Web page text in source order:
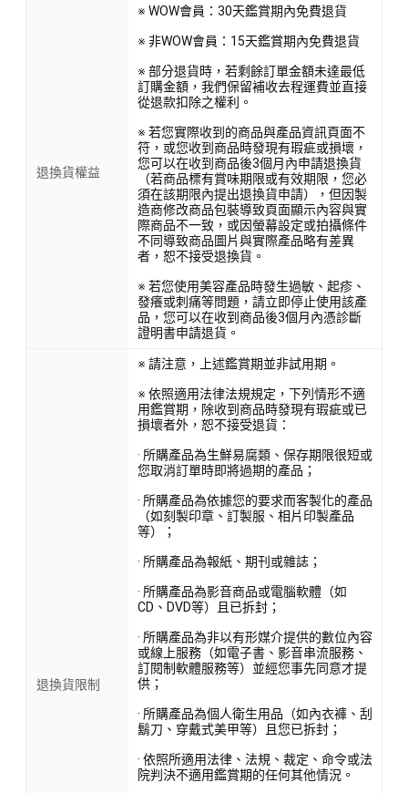
退換貨權益
※ WOW會員：30天鑑賞期內免費退貨
※ 非WOW會員：15天鑑賞期內免費退貨
※ 部分退貨時，若剩餘訂單金額未達最低
訂購金額，我們保留補收去程運費並直接
從退款扣除之權利。
※ 若您實際收到的商品與產品資訊頁面不
符，或您收到商品時發現有瑕疵或損壞，
您可以在收到商品後3個月內申請退換貨
（若商品標有賞味期限或有效期限，您必
須在該期限內提出退換貨申請），但因製
造商修改商品包裝導致頁面顯示內容與實
際商品不一致，或因螢幕設定或拍攝條件
不同導致商品圖片與實際產品略有差異
者，恕不接受退換貨。
※ 若您使用美容產品時發生過敏、起疹、
發癢或刺痛等問題，請立即停止使用該產
品，您可以在收到商品後3個月內憑診斷
證明書申請退貨。
退換貨限制
※ 請注意，上述鑑賞期並非試用期。
※ 依照適用法律法規規定，下列情形不適
用鑑賞期，除收到商品時發現有瑕疵或已
損壞者外，恕不接受退貨：
· 所購產品為生鮮易腐類、保存期限很短或
您取消訂單時即將過期的產品；
· 所購產品為依據您的要求而客製化的產品
（如刻製印章、訂製服、相片印製產品
等）；
· 所購產品為報紙、期刊或雜誌；
· 所購產品為影音商品或電腦軟體（如
CD、DVD等）且已拆封；
· 所購產品為非以有形媒介提供的數位內容
或線上服務（如電子書、影音串流服務、
訂閱制軟體服務等）並經您事先同意才提
供；
· 所購產品為個人衛生用品（如內衣褲、刮
鬍刀、穿戴式美甲等）且您已拆封；
· 依照所適用法律、法規、裁定、命令或法
院判決不適用鑑賞期的任何其他情況。